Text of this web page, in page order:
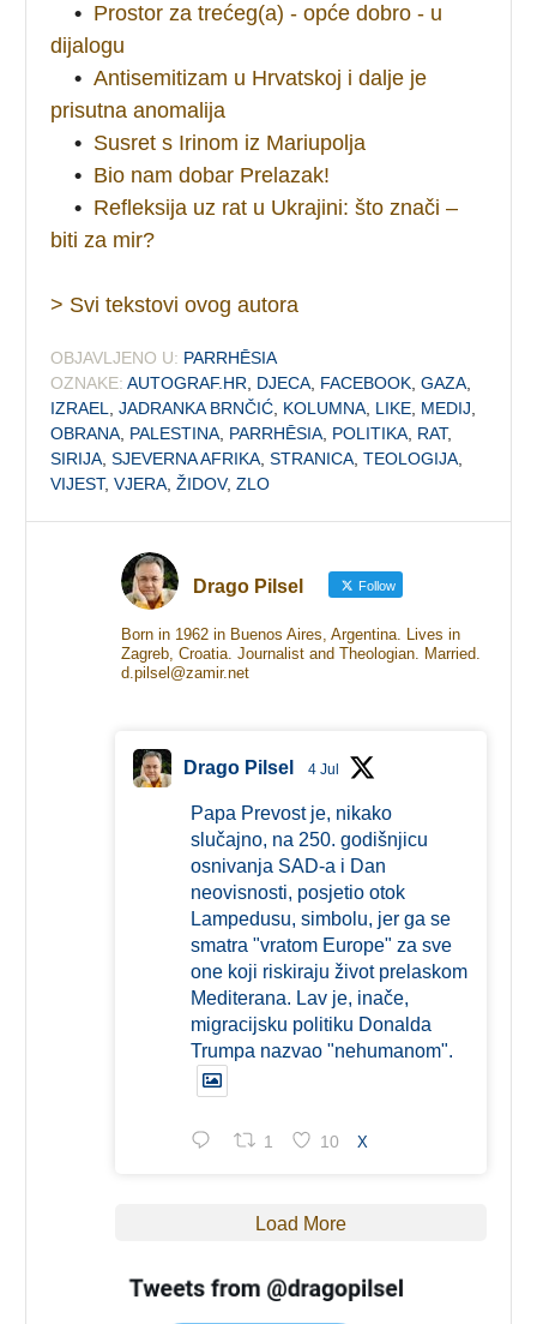
• Prostor za trećeg(a) - opće dobro - u
dijalogu
• Antisemitizam u Hrvatskoj i dalje je
prisutna anomalija
• Susret s Irinom iz Mariupolja
• Bio nam dobar Prelazak!
• Refleksija uz rat u Ukrajini: što znači –
biti za mir?
> Svi tekstovi ovog autora
OBJAVLJENO U: PARRHĒSIA
OZNAKE: AUTOGRAF.HR DJECA FACEBOOK ,GAZA
IZRAEL
,JADRANKA BRNČIĆ KOLUMNA LIKE MEDIJ
OBRANA PALESTINA PARRHĒSIA POLITIKA RAT,
SIRIJA ,SJEVERNA AFRIKA ,STRANICA ,TEOLOGIJA
VIJEST,VJERA ,ŽIDOV,ZLO
Drago Pilsel Follow
Born in 1962 in Buenos Aires, Argentina. Lives in
Zagreb, Croatia. Journalist and Theologian. Married.
d.pilsel@zamir.net
Drago Pilsel 4 Jul
Papa Prevost je, nikako
slučajno, na 250. godišnjicu
osnivanja SAD-a i Dan
neovisnosti, posjetio otok
Lampedusu, simbolu, jer ga se
smatra "vratom Europe" za sve
one koji riskiraju život prelaskom
Mediterana. Lav je, inače,
migracijsku politiku Donalda
Trumpa nazvao "nehumanom".
1 10 X
Load More